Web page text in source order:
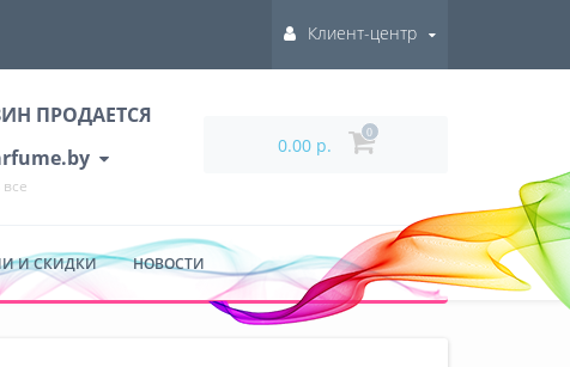
Клиент-центр
ПРОДАЕТСЯ
0.00 р.
0
И СКИДКИ НОВОСТИ